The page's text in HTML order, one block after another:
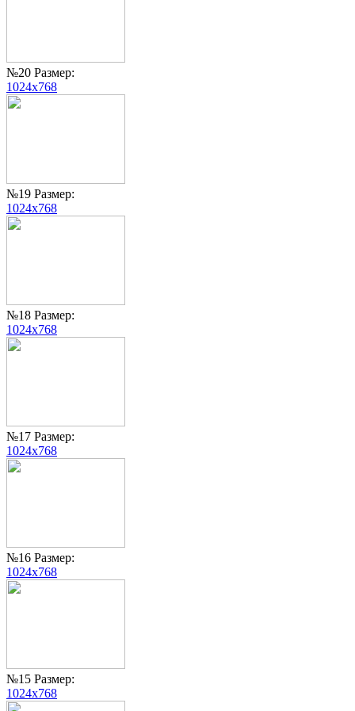
№20 Размер:
1024x768
№19 Размер:
1024x768
№18 Размер:
1024x768
№17 Размер:
1024x768
№16 Размер:
1024x768
№15 Размер:
1024x768